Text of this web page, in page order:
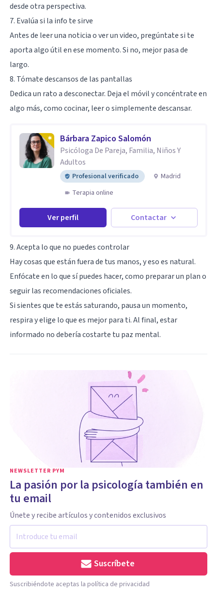
desde otra perspectiva.
7. Evalúa si la info te sirve
Antes de leer una noticia o ver un video, pregúntate si te
aporta algo útil en ese momento. Si no, mejor pasa de
largo.
8. Tómate descansos de las pantallas
Dedica un rato a desconectar. Deja el móvil y concéntrate en
algo más, como cocinar, leer o simplemente descansar.
Bárbara Zapico Salomón
Psicóloga De Pareja, Familia, Niños Y
Adultos
Profesional verificado
Madrid
Terapia online
Ver perfil Contactar
9. Acepta lo que no puedes controlar
Hay cosas que están fuera de tus manos, y eso es natural.
Enfócate en lo que sí puedes hacer, como preparar un plan o
seguir las recomendaciones oficiales.
Si sientes que te estás saturando, pausa un momento,
respira y elige lo que es mejor para ti. Al final, estar
informado no debería costarte tu paz mental.
NEWSLETTER PYM
La pasión por la psicología también en
tu email
Únete y recibe artículos y contenidos exclusivos
Suscríbete
Suscribiéndote aceptas la política de privacidad